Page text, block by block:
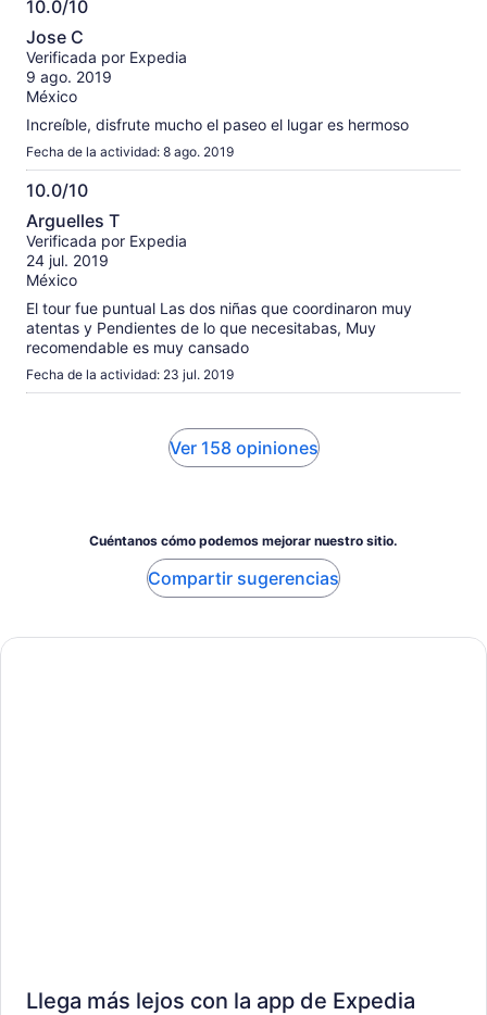
10.0/10
10.0
de
10
Jose C
Verificada por Expedia
9 ago. 2019
México
Increíble, disfrute mucho el paseo el lugar es hermoso
Fecha de la actividad: 8 ago. 2019
10.0/10
10.0
de
10
Arguelles T
Verificada por Expedia
24 jul. 2019
México
El tour fue puntual Las dos niñas que coordinaron muy
atentas y Pendientes de lo que necesitabas, Muy
recomendable es muy cansado
Fecha de la actividad: 23 jul. 2019
Ver 158 opiniones
Cuéntanos cómo podemos mejorar nuestro sitio.
Compartir sugerencias
Llega más lejos con la app de Expedia